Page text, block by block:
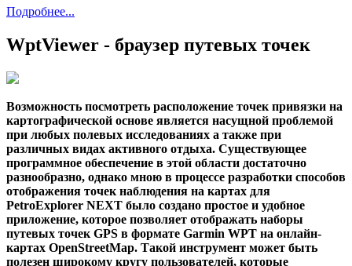
Подробнее...
WptViewer - браузер путевых точек
Возможность посмотреть расположение точек привязки на
картографической основе является насущной проблемой
при любых полевых исследованиях а также при
различных видах активного отдыха. Существующее
программное обеспечение в этой области достаточно
разнообразно, однако мною в процессе разработки способов
отображения точек наблюдения на картах для
PetroExplorer NEXT было создано простое и удобное
приложение, которое позволяет отображать наборы
путевых точек GPS в формате Garmin WPT на онлайн-
картах OpenStreetMap. Такой инструмент может быть
полезен широкому кругу пользователей, которые